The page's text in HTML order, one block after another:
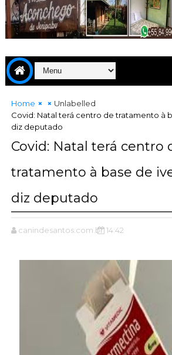
Home
Unlabelled
Covid: Natal terá centro de tratamento à
diz deputado
Covid: Natal terá centro
tratamento à base de
diz deputado
canindesantos.com.br 14:42